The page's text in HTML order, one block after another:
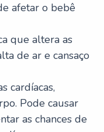
afetar o bebê
que altera as
de ar e cansaço
cardíacas,
Pode causar
as chances de